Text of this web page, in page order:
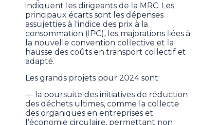
indiquent les dirigeants de la MRC. Les
principaux écarts sont les dépenses
assujetties à l'indice des prix à la
consommation (IPC), les majorations liées à
la nouvelle convention collective et la
hausse des coûts en transport collectif et
adapté.
Les grands projets pour 2024 sont:
— la poursuite des initiatives de réduction
des déchets ultimes, comme la collecte
des organiques en entreprises et
l’économie circulaire, permettant non